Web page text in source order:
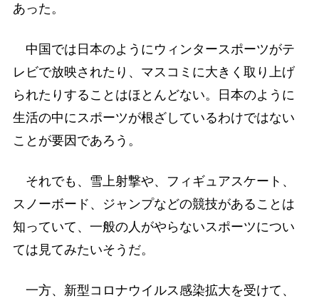
あった。
中国では日本のようにウィンタースポーツがテ
レビで放映されたり、マスコミに大きく取り上げ
られたりすることはほとんどない。日本のように
生活の中にスポーツが根ざしているわけではない
ことが要因であろう。
それでも、雪上射撃や、フィギュアスケート、
スノーボード、ジャンプなどの競技があることは
知っていて、一般の人がやらないスポーツについ
ては見てみたいそうだ。
一方、新型コロナウイルス感染拡大を受けて、